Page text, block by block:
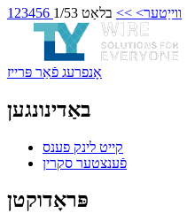
1 23456 ווייַטער> >> בלאַט 1/53
אָנפרעג פֿאַר פּרייז
באַדינונגען
קייט לינק פענס
פֿענצטער סקרין
פּראָדוקטן